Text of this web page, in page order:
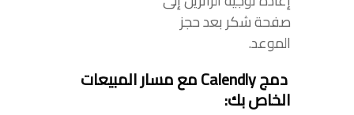
صفحة شكر بعد حجز
الموعد.
دمج Calendly مع مسار المبيعات
الخاص بك: